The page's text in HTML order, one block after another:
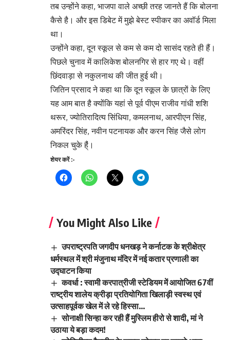
तब उन्होंने कहा, भाजपा वाले अच्छी तरह जानते हैं कि बोलना
कैसे है। और इस डिबेट में मुझे बेस्ट स्पीकर का अवॉर्ड मिला
था।
उन्होंने कहा, दून स्कूल से कम से कम दो सासंद रहते ही हैं।
पिछले चुनाव में कालिकेश बोलनगिर से हार गए थे। वहीं
छिंदवाड़ा से नकुलनाथ की जीत हुई थी।
जितिन प्रसाद ने कहा था कि दून स्कूल के छात्रों के लिए
यह आम बात है क्योंकि यहां से पूर्व पीएम राजीव गांधी शशि
थरूर, ज्योतिरादित्य सिंधिया, कमलनाथ, आरपीएन सिंह,
अमरिंदर सिंह, नवीन पटनायक और करन सिंह जैसे लोग
निकल चुके है्ं।
शेयर करें :-
You Might Also Like
उपराष्ट्रपति जगदीप धनखड़ ने कर्नाटक के श्रीक्षेत्र
धर्मस्थल में श्री मंजुनाथ मंदिर में नई कतार प्रणाली का
उद्घाटन किया
कवर्धा : स्वामी करपात्रीजी स्टेडियम में आयोजित 67वीं
राष्ट्रीय शालेय क्रीड़ा प्रतियोगिता खिलाड़ी स्वस्थ एवं
उत्साहपूर्वक खेल में ले रहे हिस्सा…
सोनाक्षी सिन्हा कर रही हैं मुस्लिम हीरो से शादी, मां ने
उठाया ये बड़ा कदम!